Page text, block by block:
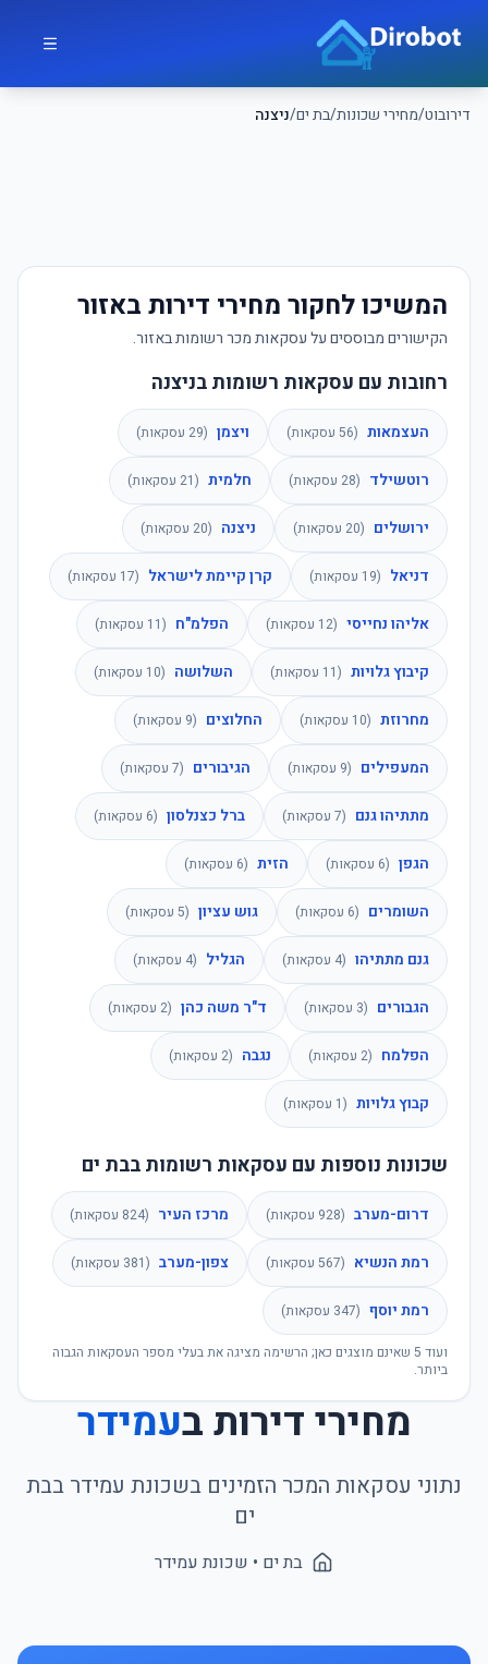
דירובוט/מחירי שכונות/בת ים/ניצנה
דירובוט
המשיכו לחקור מחירי דירות באזור
הקישורים מבוססים על עסקאות מכר רשומות באזור.
רחובות עם עסקאות רשומות בניצנה
העצמאות (
56 עסקאות) ויצמן (
29 עסקאות)
רוטשילד (
28 עסקאות) חלמית (
21 עסקאות)
ירושלים (
20 עסקאות) ניצנה (
20 עסקאות)
דניאל (
19 עסקאות) קרן קיימת לישראל (
17 עסקאות)
אליהו נחייסי (
12 עסקאות) הפלמ"ח (
11 עסקאות)
קיבוץ גלויות (
11 עסקאות) השלושה (
10 עסקאות)
מחרוזת (
10 עסקאות) החלוצים (
9 עסקאות)
המעפילים (
9 עסקאות) הגיבורים (
7 עסקאות)
מתתיהו גנם (
7 עסקאות) ברל כצנלסון (
6 עסקאות)
הגפן (
6 עסקאות) הזית (
6 עסקאות)
השומרים (
6 עסקאות) גוש עציון (
5 עסקאות)
גנם מתתיהו (
4 עסקאות) הגליל (
4 עסקאות)
הגבורים (
3 עסקאות) ד"ר משה כהן (
2 עסקאות)
הפלמח (
2 עסקאות) נגבה (
2 עסקאות)
קבוץ גלויות (
1 עסקאות)
שכונות נוספות עם עסקאות רשומות בבת ים
דרום-מערב (
928 עסקאות) מרכז העיר (
824 עסקאות)
רמת הנשיא (
567 עסקאות) צפון-מערב (
381 עסקאות)
רמת יוסף (
347 עסקאות)
ועוד 5 שאינם מוצגים כאן; הרשימה מציגה את בעלי מספר העסקאות הגבוה
ביותר.
מחירי דירות בעמידר
נתוני עסקאות המכר הזמינים בשכונת עמידר בבת
ים
בת ים • שכונת עמידר